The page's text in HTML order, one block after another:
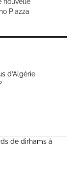
Piazza
d’Algérie
de dirhams à